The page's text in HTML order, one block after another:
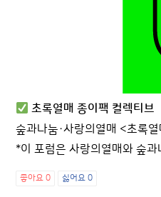
초록열매 종이팩 컬렉티브
숲과나눔·사랑의열매 <초록
*이 포럼은 사랑의열매와 숲과
좋아요 0 싫어요 0